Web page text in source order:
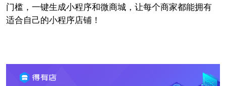
门槛，一键生成小程序和微商城，让每个商家都能拥有
适合自己的小程序店铺！